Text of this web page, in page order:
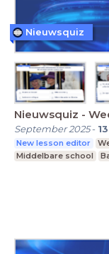
Nieuwsquiz -
September 2025- 13
New lesson editor
Middelbare school
Nieuwsquiz